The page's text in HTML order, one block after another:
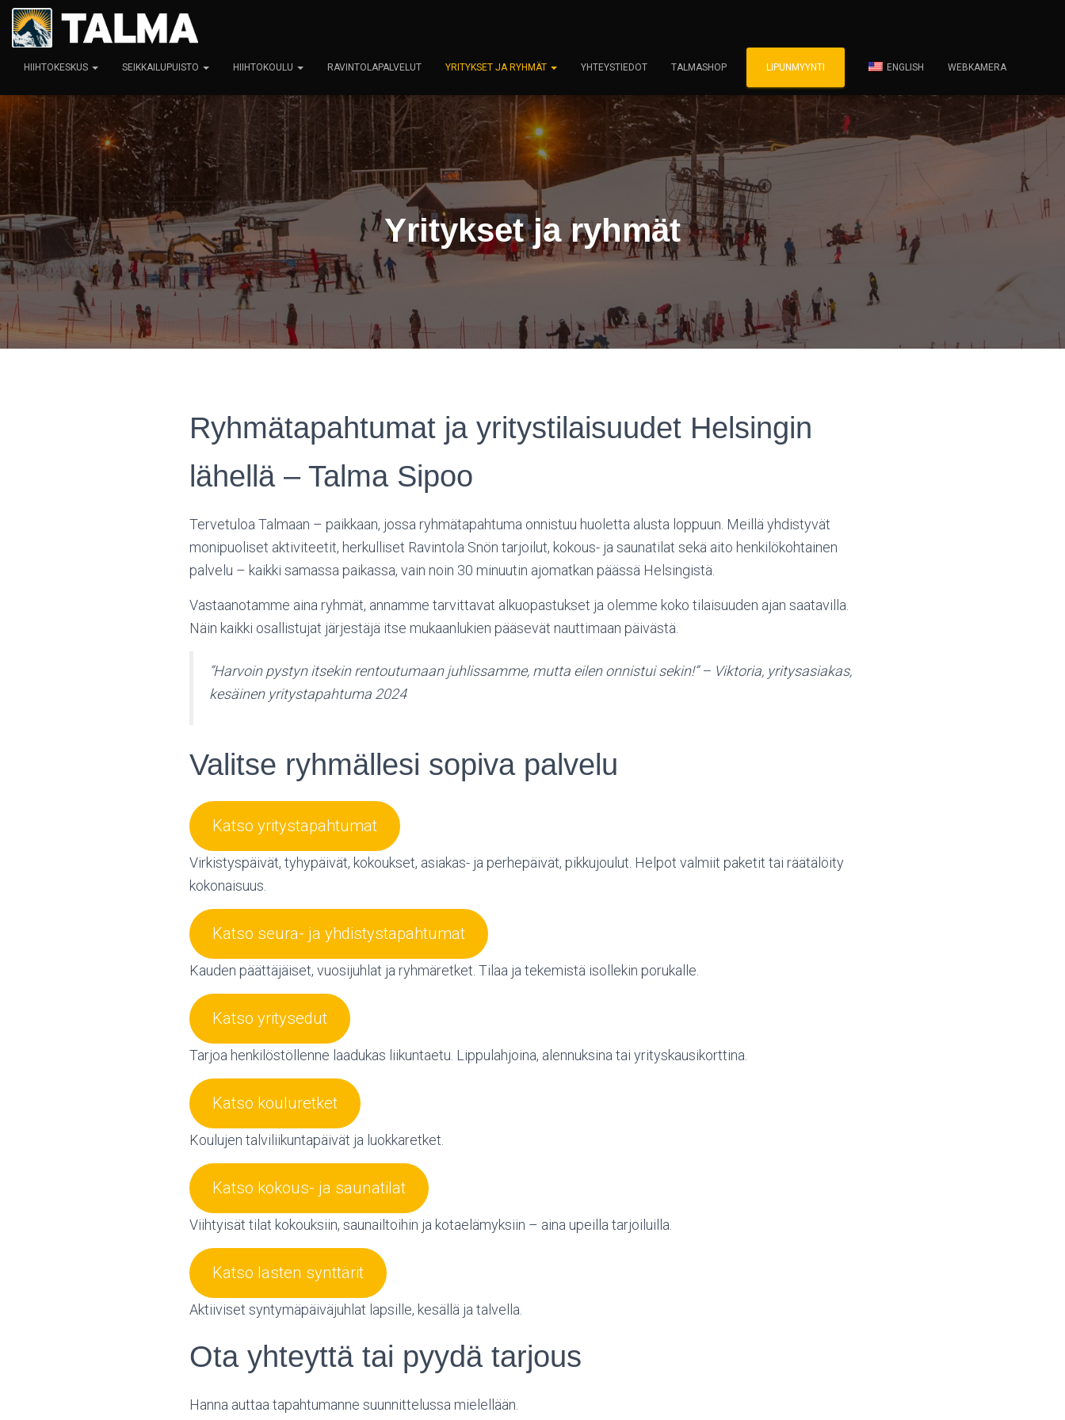
HIIHTOKESKUS SEIKKAILUPUISTO HIIHTOKOULU RAVINTOLAPALVELUT YRITYKSET JA RYHMÄT YHTEYSTIEDOT TALMASHOP LIPUNMYYNTI ENGLISH WEBKAMERA
Yritykset ja ryhmät
Ryhmätapahtumat ja yritystilaisuudet Helsingin
lähellä – Talma Sipoo
Tervetuloa Talmaan – paikkaan, jossa ryhmätapahtuma onnistuu huoletta alusta loppuun. Meillä yhdistyvät
monipuoliset aktiviteetit, herkulliset Ravintola Snön tarjoilut, kokous- ja saunatilat sekä aito henkilökohtainen
palvelu – kaikki samassa paikassa, vain noin 30 minuutin ajomatkan päässä Helsingistä.
Vastaanotamme aina ryhmät, annamme tarvittavat alkuopastukset ja olemme koko tilaisuuden ajan saatavilla.
Näin kaikki osallistujat järjestäjä itse mukaanlukien pääsevät nauttimaan päivästä.
”Harvoin pystyn itsekin rentoutumaan juhlissamme, mutta eilen onnistui sekin!” – Viktoria, yritysasiakas,
kesäinen yritystapahtuma 2024
Valitse ryhmällesi sopiva palvelu
Katso yritystapahtumat
Virkistyspäivät, tyhypäivät, kokoukset, asiakas- ja perhepäivät, pikkujoulut. Helpot valmiit paketit tai räätälöity
kokonaisuus.
Katso seura- ja yhdistystapahtumat
Kauden päättäjäiset, vuosijuhlat ja ryhmäretket. Tilaa ja tekemistä isollekin porukalle.
Katso yritysedut
Tarjoa henkilöstöllenne laadukas liikuntaetu. Lippulahjoina, alennuksina tai yrityskausikorttina.
Katso kouluretket
Koulujen talviliikuntapäivät ja luokkaretket.
Katso kokous- ja saunatilat
Viihtyisät tilat kokouksiin, saunailtoihin ja kotaelämyksiin – aina upeilla tarjoiluilla.
Katso lasten synttärit
Aktiiviset syntymäpäiväjuhlat lapsille, kesällä ja talvella.
Ota yhteyttä tai pyydä tarjous
Hanna auttaa tapahtumanne suunnittelussa mielellään.